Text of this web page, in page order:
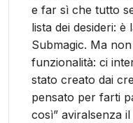
e far sì che tutto
lista dei desideri:
Submagic. Ma
funzionalità: ci
stato creato dai
pensato per farti
così” aviralsenza